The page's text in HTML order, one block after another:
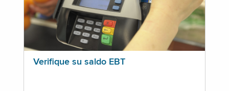
Verifique su saldo EBT